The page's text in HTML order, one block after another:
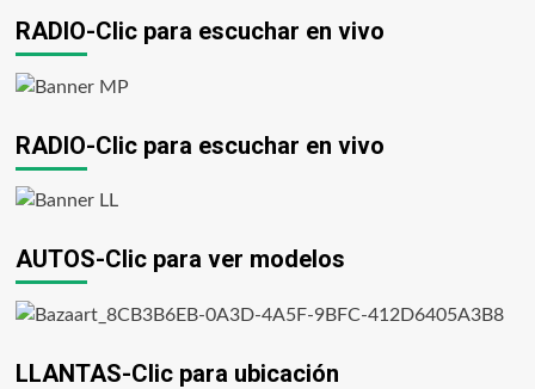
RADIO-Clic para escuchar en vivo
RADIO-Clic para escuchar en vivo
AUTOS-Clic para ver modelos
LLANTAS-Clic para ubicación